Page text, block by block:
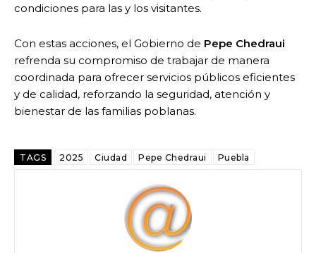
condiciones para las y los visitantes.
Con estas acciones, el Gobierno de Pepe Chedraui
refrenda su compromiso de trabajar de manera
coordinada para ofrecer servicios públicos eficientes
y de calidad, reforzando la seguridad, atención y
bienestar de las familias poblanas.
TAGS 2025 Ciudad Pepe Chedraui Puebla